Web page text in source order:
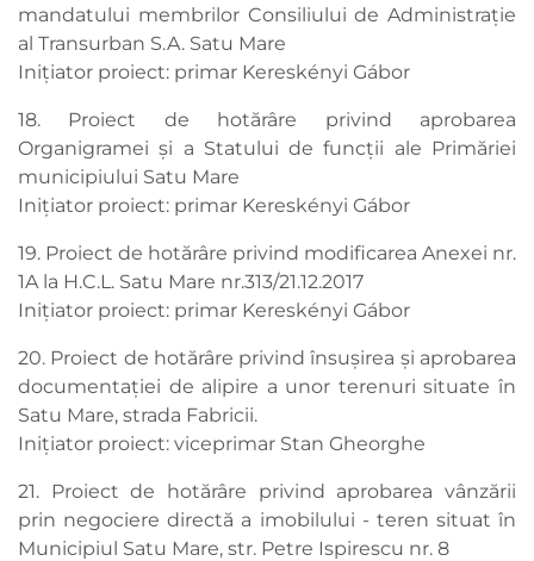
mandatului membrilor Consiliului de Administrație
al Transurban S.A. Satu Mare
Inițiator proiect: primar Kereskényi Gábor
18. Proiect de hotărâre privind aprobarea
Organigramei și a Statului de funcții ale Primăriei
municipiului Satu Mare
Inițiator proiect: primar Kereskényi Gábor
19. Proiect de hotărâre privind modificarea Anexei nr.
1A la H.C.L. Satu Mare nr.313/21.12.2017
Inițiator proiect: primar Kereskényi Gábor
20. Proiect de hotărâre privind însușirea şi aprobarea
documentației de alipire a unor terenuri situate în
Satu Mare, strada Fabricii.
Inițiator proiect: viceprimar Stan Gheorghe
21. Proiect de hotărâre privind aprobarea vânzării
prin negociere directă a imobilului - teren situat în
Municipiul Satu Mare, str. Petre Ispirescu nr. 8